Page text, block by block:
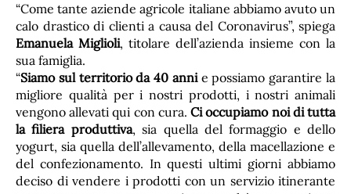
“Come tante aziende agricole italiane abbiamo avuto un
calo drastico di clienti a causa del Coronavirus”, spiega
Emanuela Miglioli, titolare dell’azienda insieme con la
sua famiglia.
“Siamo sul territorio da 40 annie possiamo garantire la
migliore qualità per i nostri prodotti, i nostri animali
vengono allevati qui con cura.Ci occupiamo noi di tutta
la filiera produttiva, sia quella del formaggio e dello
yogurt, sia quella dell’allevamento, della macellazione e
del confezionamento. In questi ultimi giorni abbiamo
deciso di vendere i prodotti con un servizio itinerante